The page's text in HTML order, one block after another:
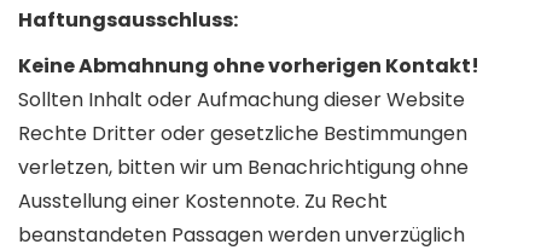
Haftungsausschluss:
Keine Abmahnung ohne vorherigen Kontakt!
Sollten Inhalt oder Aufmachung dieser Website
Rechte Dritter oder gesetzliche Bestimmungen
verletzen, bitten wir um Benachrichtigung ohne
Ausstellung einer Kostennote. Zu Recht
beanstandeten Passagen werden unverzüglich